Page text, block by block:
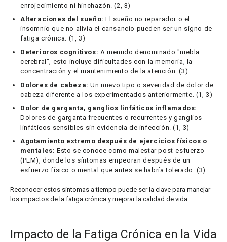
enrojecimiento ni hinchazón. (2, 3)
Alteraciones del sueño: El sueño no reparador o el
insomnio que no alivia el cansancio pueden ser un signo de
fatiga crónica. (1, 3)
Deterioros cognitivos: A menudo denominado "niebla
cerebral", esto incluye dificultades con la memoria, la
concentración y el mantenimiento de la atención. (3)
Dolores de cabeza: Un nuevo tipo o severidad de dolor de
cabeza diferente a los experimentados anteriormente. (1, 3)
Dolor de garganta, ganglios linfáticos inflamados:
Dolores de garganta frecuentes o recurrentes y ganglios
linfáticos sensibles sin evidencia de infección. (1, 3)
Agotamiento extremo después de ejercicios físicos o
mentales: Esto se conoce como malestar post-esfuerzo
(PEM), donde los síntomas empeoran después de un
esfuerzo físico o mental que antes se habría tolerado. (3)
Reconocer estos síntomas a tiempo puede ser la clave para manejar
los impactos de la fatiga crónica y mejorar la calidad de vida.
Impacto de la Fatiga Crónica en la Vida